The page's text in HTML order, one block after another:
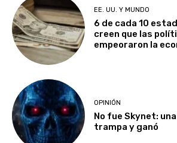
EE. UU. Y MUNDO
6 de cada 10
creen que las
empeoraron la
OPINIÓN
No fue Skynet:
trampa y ganó